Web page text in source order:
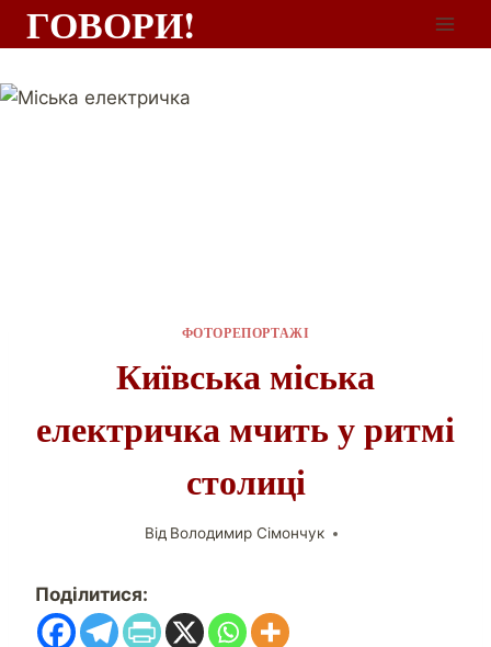
ГОВОРИ!
ФОТОРЕПОРТАЖІ
Київська міська
електричка мчить у ритмі
столиці
Від Володимир Сімончук
Поділитися: